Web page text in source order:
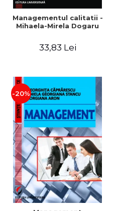
Managementul calitatii -
Mihaela-Mirela Dogaru
33,83 Lei
-20%